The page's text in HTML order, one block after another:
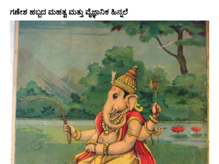
ಗಣೇಶ ಹಬ್ಬದ ಮಹತ್ವ ಮತ್ತು ವೈಜ್ಞಾನಿಕ ಹಿನ್ನಲೆ